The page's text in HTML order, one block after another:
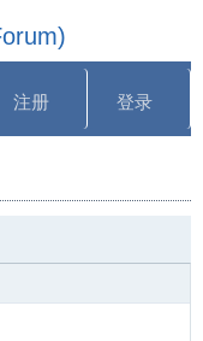
注册 登录